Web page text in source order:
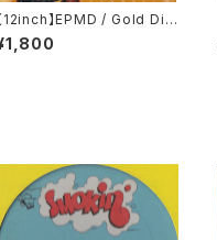
12inch】EPMD / Gold Dig